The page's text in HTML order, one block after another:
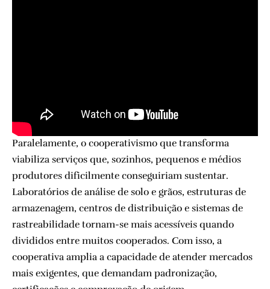
Paralelamente, o cooperativismo que transforma
viabiliza serviços que, sozinhos, pequenos e médios
produtores dificilmente conseguiriam sustentar.
Laboratórios de análise de solo e grãos, estruturas de
armazenagem, centros de distribuição e sistemas de
rastreabilidade tornam-se mais acessíveis quando
divididos entre muitos cooperados. Com isso, a
cooperativa amplia a capacidade de atender mercados
mais exigentes, que demandam padronização,